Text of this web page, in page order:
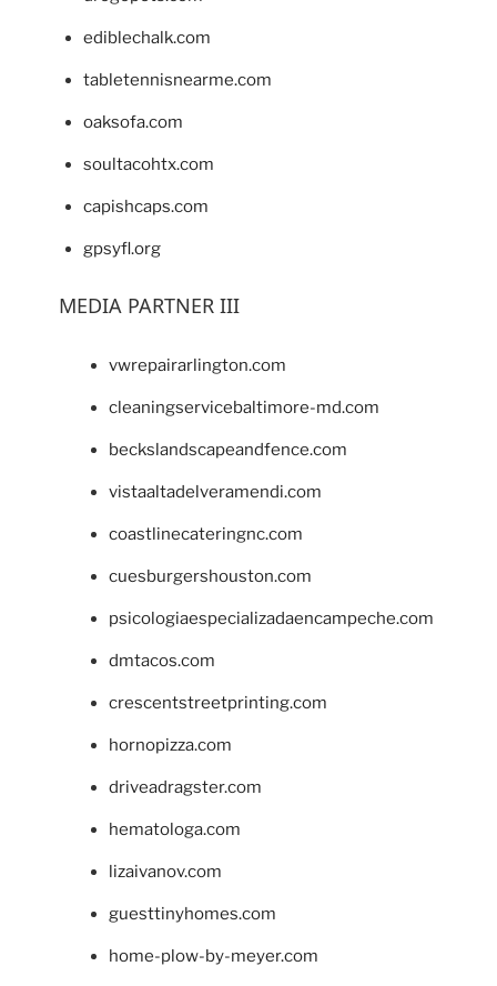
ediblechalk.com
tabletennisnearme.com
oaksofa.com
soultacohtx.com
capishcaps.com
gpsyfl.org
MEDIA PARTNER III
vwrepairarlington.com
cleaningservicebaltimore-md.com
beckslandscapeandfence.com
vistaaltadelveramendi.com
coastlinecateringnc.com
cuesburgershouston.com
psicologiaespecializadaencampeche.com
dmtacos.com
crescentstreetprinting.com
hornopizza.com
driveadragster.com
hematologa.com
lizaivanov.com
guesttinyhomes.com
home-plow-by-meyer.com